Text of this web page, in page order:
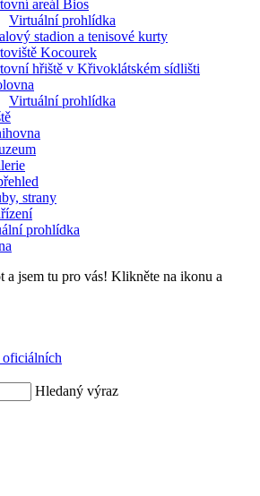
areál Bios
Virtuální prohlídka
stadion a tenisové kurty
Kocourek
hřiště v Křivoklátském sídlišti
Virtuální prohlídka
strany
prohlídka
a jsem tu pro vás! Klikněte na ikonu a
Hledaný výraz